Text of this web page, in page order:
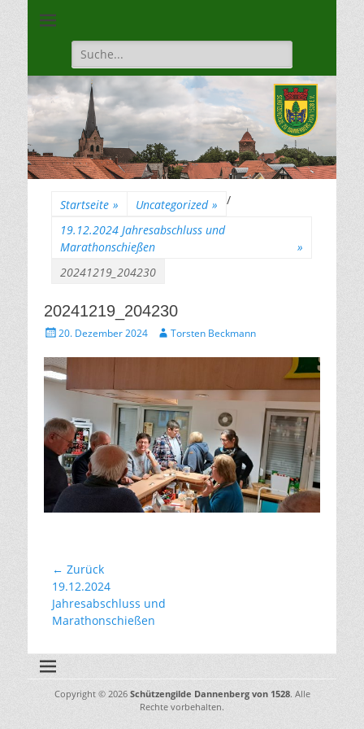
1528
Suche
für:
Startseite » Uncategorized »
/
19.12.2024 Jahresabschluss und
Marathonschießen
»
20241219_204230
20241219_204230
Gepostet
20. Dezember 2024 AutorTorsten Beckmann
Beitragsnavigation
← Zurück
Vorhergehender
Beitrag:
19.12.2024
Jahresabschluss und
Marathonschießen
Copyright © 2026 Schützengilde Dannenberg von 1528. Alle
Rechte vorbehalten.